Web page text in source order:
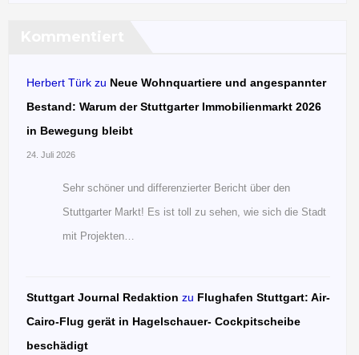
Herbert Türk zu Neue Wohnquartiere und angespannter
Bestand: Warum der Stuttgarter Immobilienmarkt 2026
in Bewegung bleibt
24. Juli 2026
Sehr schöner und differenzierter Bericht über den
Stuttgarter Markt! Es ist toll zu sehen, wie sich die Stadt
mit Projekten…
Stuttgart Journal Redaktion zu Flughafen Stuttgart: Air-
Cairo-Flug gerät in Hagelschauer- Cockpitscheibe
beschädigt